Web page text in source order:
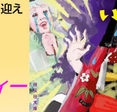
CAMPFIRE for
CAMPFIREふ